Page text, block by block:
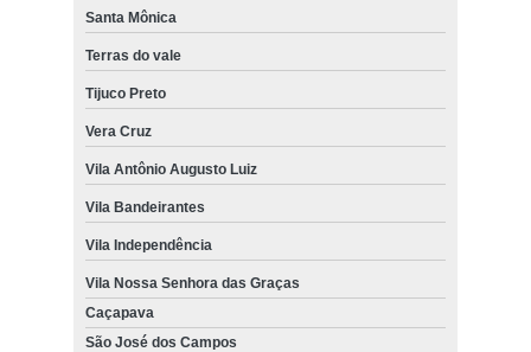
Santa Mônica
Terras do vale
Tijuco Preto
Vera Cruz
Vila Antônio Augusto Luiz
Vila Bandeirantes
Vila Independência
Vila Nossa Senhora das Graças
Caçapava
São José dos Campos